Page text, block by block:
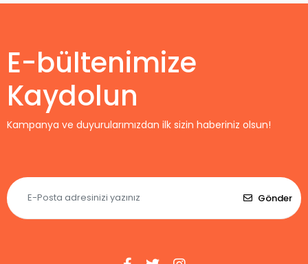
E-bültenimize
Kaydolun
Kampanya ve duyurularımızdan ilk sizin haberiniz olsun!
Gönder